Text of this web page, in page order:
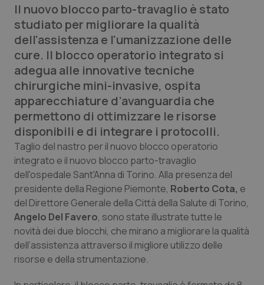
Lettere al direttore
Edizioni Regionali
QS Pro
Professionisti Sanitari.AI
Abruzzo
Basilicata
Calabria
Campania
Emilia-Romagna
QS Pro Gold
Artrite & artrosi
Asma & BPCO
Car-T
Colesterolo & coronaropatie
QS Club Newsletter
Il nuovo blocco parto-travaglio è stato
studiato per migliorare la qualità
dell'assistenza e l'umanizzazione delle
cure. Il blocco operatorio integrato si
adegua alle innovative tecniche
chirurgiche mini-invasive, ospita
apparecchiature d’avanguardia che
permettono di ottimizzare le risorse
disponibili e di integrare i protocolli.
Taglio del nastro per il nuovo blocco operatorio
integrato e il nuovo blocco parto-travaglio
dell'ospedale Sant'Anna di Torino. Alla presenza del
presidente della Regione Piemonte, Roberto Cota, e
del Direttore Generale della Città della Salute di Torino,
Angelo Del Favero, sono state illustrate tutte le
novità dei due blocchi, che mirano a migliorare la qualità
dell’assistenza attraverso il migliore utilizzo delle
risorse e della strumentazione.